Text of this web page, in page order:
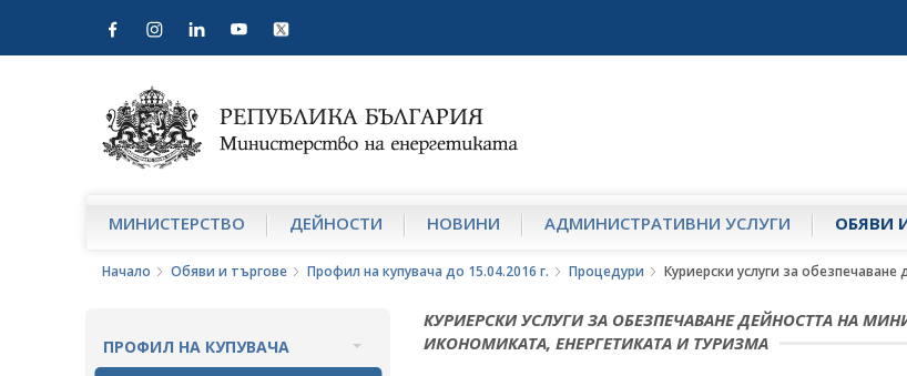
МИНИСТЕРСТВО ДЕЙНОСТИ НОВИНИ АДМИНИСТРАТИВНИ УСЛУГИ ОБЯВИ
Начало Обяви и търгове Профил на купувача до 15.04.2016 г. Процедури Куриерски услуги за
ПРОФИЛ НА КУПУВАЧА
КУРИЕРСКИ УСЛУГИ ЗА ОБЕЗПЕЧАВАНЕ ДЕЙНОСТТА НА
ИКОНОМИКАТА, ЕНЕРГЕТИКАТА И ТУРИЗМА